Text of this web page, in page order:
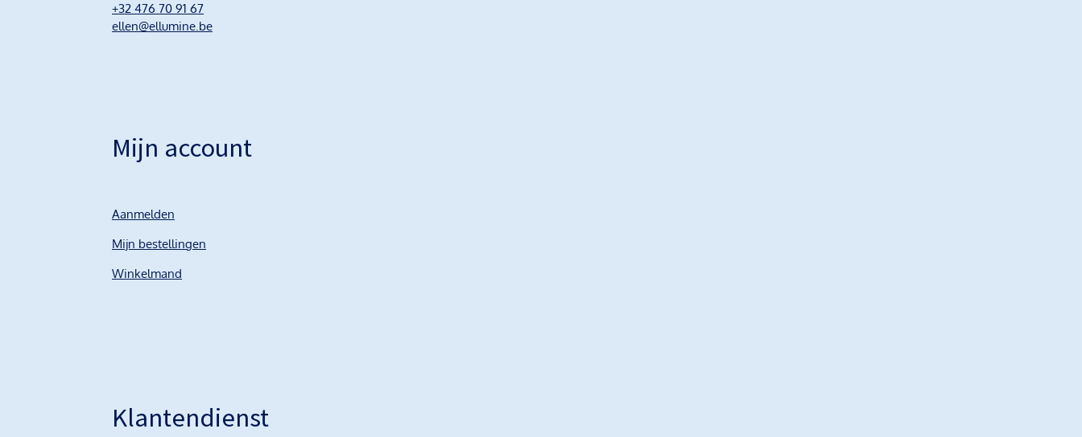
+32 476 70 91 67
ellen@ellumine.be
Mijn account
Aanmelden
Mijn bestellingen
Winkelmand
Klantendienst